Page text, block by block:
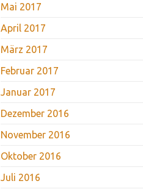
Mai 2017
April 2017
März 2017
Februar 2017
Januar 2017
Dezember 2016
November 2016
Oktober 2016
Juli 2016